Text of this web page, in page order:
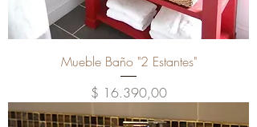
Mueble Baño "2 Estantes"
Precio
$ 16.390,00